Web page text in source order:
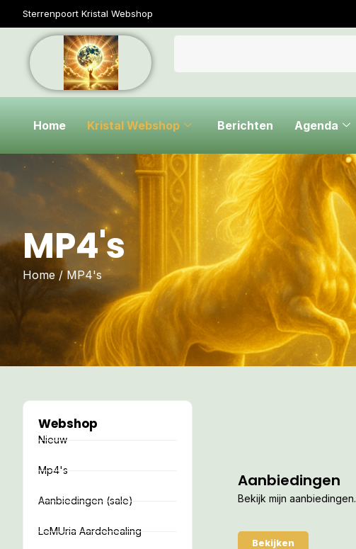
Sterrenpoort Kristal Webshop
Home Kristal Webshop Berichten Agenda
MP4's
Home / MP4's
Webshop
Nieuw
Mp4's
Aanbiedingen (sale)
LeMUria Aardehealing
Aanbiedingen
Bekijk mijn aanbiedingen.
Bekijken